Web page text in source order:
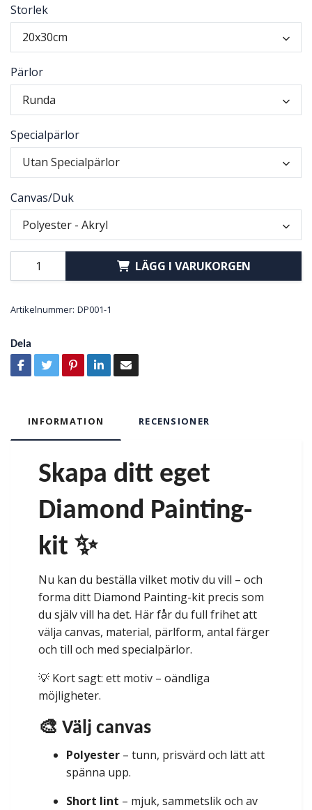
Storlek
20x30cm
Pärlor
Runda
Specialpärlor
Utan Specialpärlor
Canvas/Duk
Polyester - Akryl
LÄGG I VARUKORGEN
Artikelnummer: DP001-1
Dela
INFORMATION RECENSIONER
Skapa ditt eget
Diamond Painting-
kit ✨
Nu kan du beställa vilket motiv du vill – och
forma ditt Diamond Painting-kit precis som
du själv vill ha det. Här får du full frihet att
välja canvas, material, pärlform, antal färger
och till och med specialpärlor.
💡 Kort sagt: ett motiv – oändliga
möjligheter.
🎨 Välj canvas
Polyester – tunn, prisvärd och lätt att
spänna upp.
Short lint – mjuk, sammetslik och av